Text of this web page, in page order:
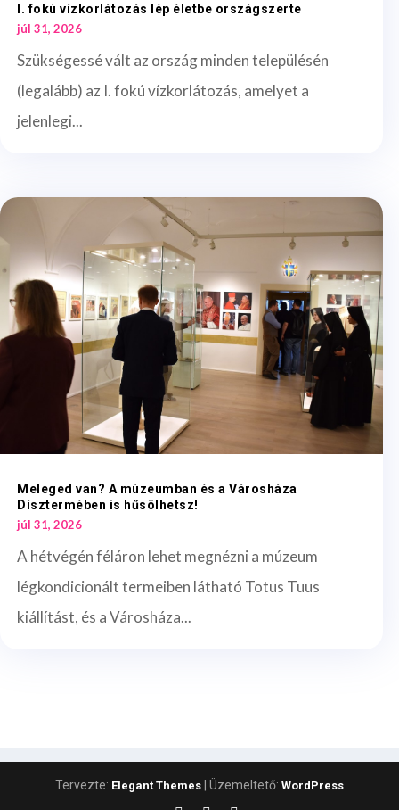
I. fokú vízkorlátozás lép életbe országszerte
júl 31, 2026
Szükségessé vált az ország minden településén
(legalább) az I. fokú vízkorlátozás, amelyet a
jelenlegi...
Meleged van? A múzeumban és a Városháza
Dísztermében is hűsölhetsz!
júl 31, 2026
A hétvégén féláron lehet megnézni a múzeum
légkondicionált termeiben látható Totus Tuus
kiállítást, és a Városháza...
Tervezte: Elegant Themes | Üzemeltető: WordPress